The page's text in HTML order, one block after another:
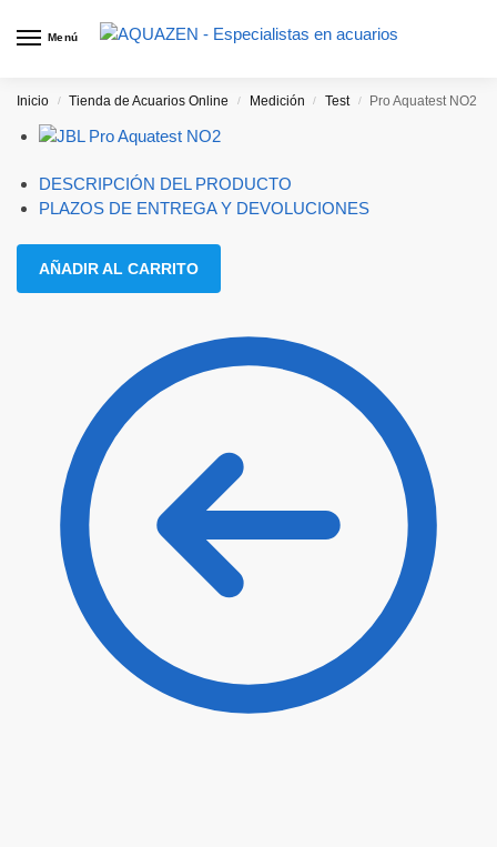
Menú
Inicio / Tienda de Acuarios Online / Medición / Test / Pro Aquatest NO2
DESCRIPCIÓN DEL PRODUCTO
PLAZOS DE ENTREGA Y DEVOLUCIONES
AÑADIR AL CARRITO